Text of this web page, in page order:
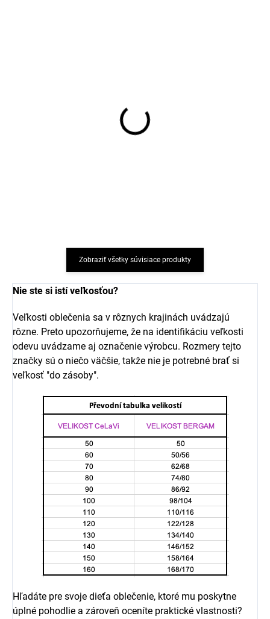
Zobraziť všetky súvisiace produkty
Nie ste si istí veľkosťou?
Veľkosti oblečenia sa v rôznych krajinách uvádzajú
rôzne. Preto upozorňujeme, že na identifikáciu veľkosti
odevu uvádzame aj označenie výrobcu. Rozmery tejto
značky sú o niečo väčšie, takže nie je potrebné brať si
veľkosť "do zásoby".
Hľadáte pre svoje dieťa oblečenie, ktoré mu poskytne
úplné pohodlie a zároveň oceníte praktické vlastnosti?